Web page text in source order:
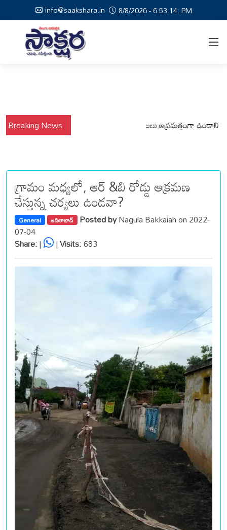
info@saakshara.in 8/8/2026 - 6:53:15: PM
Breaking News
కోటపల్లి, వేమనపల్లి మండలాల ప్రజలు అప్రమత్తంగా ఉండాలి చెన్నూరు
గ్రామం మధ్యలో, ఆర్ &బి రోడ్డు ఆక్రమణ
చేస్తున్న చర్యలు ఉండవా?
General ఆదిలాబాద్ Posted byNagula Bakkaiah on 2022-
07-04
Share:| |Visits:683